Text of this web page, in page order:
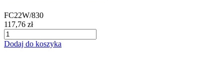
FC22W/830
117,76 zł
Dodaj do koszyka